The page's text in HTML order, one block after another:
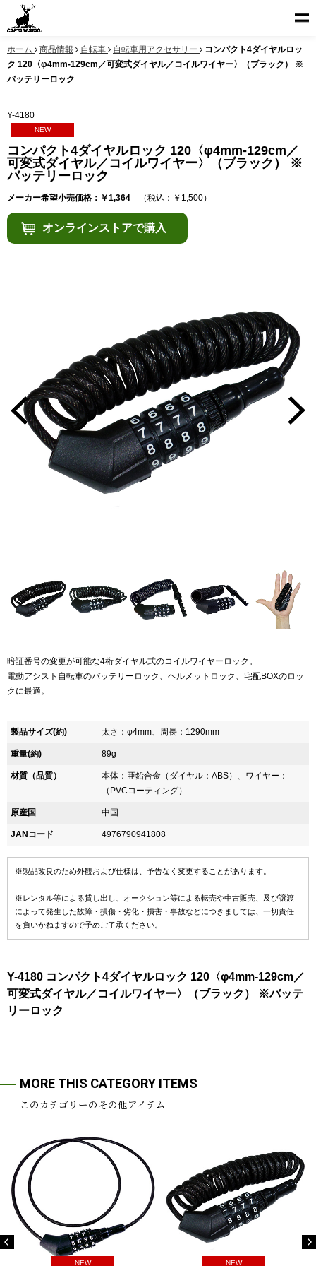
ホーム 商品情報 自転車 自転車用アクセサリー
コンパクト4ダイヤルロッ
ク 120〈φ4mm-129cm／可変式ダイヤル／コイルワイヤー〉（ブラック） ※
バッテリーロック
Y-4180
NEW
コンパクト4ダイヤルロック 120〈φ4mm-129cm／
可変式ダイヤル／コイルワイヤー〉（ブラック） ※
バッテリーロック
メーカー希望小売価格：￥1,364 （税込：￥1,500）
オンラインストアで購入
暗証番号の変更が可能な4桁ダイヤル式のコイルワイヤーロック。
電動アシスト自転車のバッテリーロック、ヘルメットロック、宅配BOXのロッ
クに最適。
製品サイズ(約) 太さ：φ4mm、周長：1290mm
重量(約) 89g
材質（品質）
本体：亜鉛合金（ダイヤル：ABS）、ワイヤー：
（PVCコーティング）
原産国 中国
JANコード 4976790941808
※製品改良のため外観および仕様は、予告なく変更することがあります。
※レンタル等による貸し出し、オークション等による転売や中古販売、及び譲渡
によって発生した故障・損傷・劣化・損害・事故などにつきましては、一切責任
を負いかねますので予めご了承ください。
Y-4180 コンパクト4ダイヤルロック 120〈φ4mm-129cm／
可変式ダイヤル／コイルワイヤー〉（ブラック） ※バッテ
リーロック
MORE THIS CATEGORY ITEMS
このカテゴリーのその他アイテム
NEW NEW